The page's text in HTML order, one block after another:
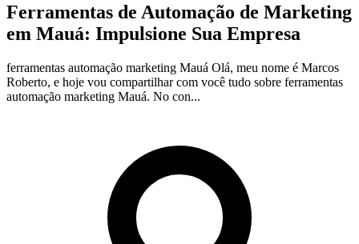
Ferramentas de Automação de Marketing
em Mauá: Impulsione Sua Empresa
ferramentas automação marketing Mauá Olá, meu nome é Marcos
Roberto, e hoje vou compartilhar com você tudo sobre ferramentas
automação marketing Mauá. No con...